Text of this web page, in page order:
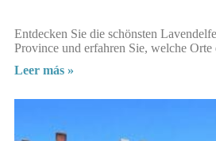
Entdecken Sie die schönsten
Province und erfahren Sie, welche
Leer más »